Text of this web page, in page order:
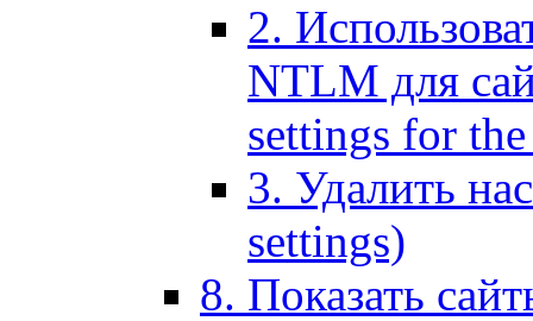
2.
NTLM для
settings for
3. Удалить
settings)
8. Показать